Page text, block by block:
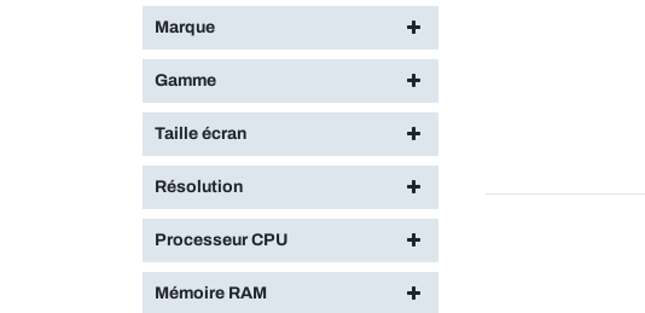
Marque
Gamme
Taille écran
Résolution
Processeur CPU
Mémoire RAM